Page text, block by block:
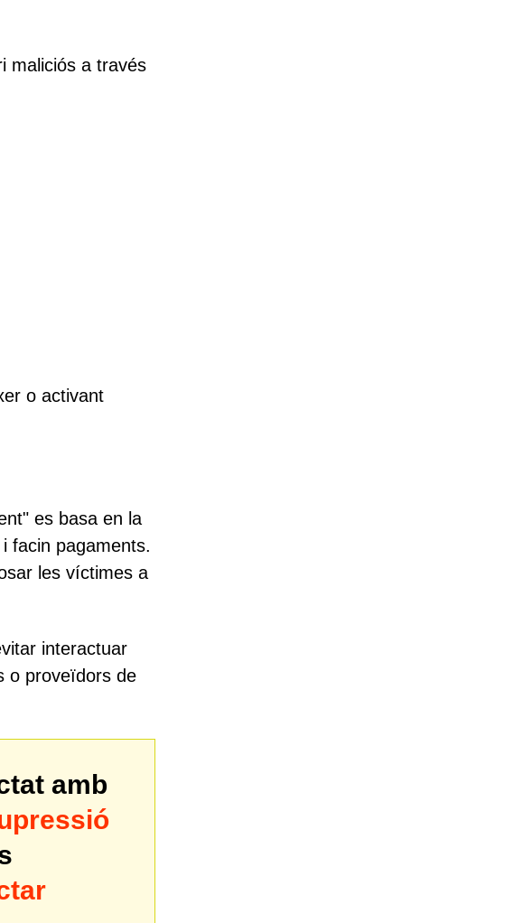
maliciós a través
o activant
es basa en la
facin pagaments.
les víctimes a
interactuar
o proveïdors de
amb